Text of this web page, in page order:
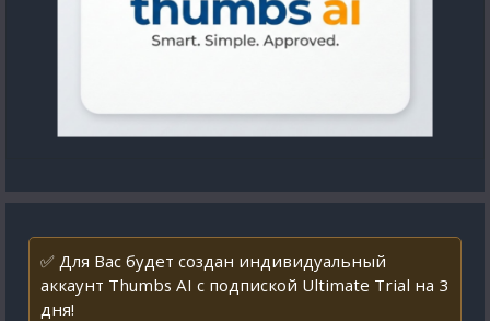
✅ Для Вас будет создан индивидуальный
аккаунт Thumbs AI с подпиской Ultimate Trial на 3
дня!